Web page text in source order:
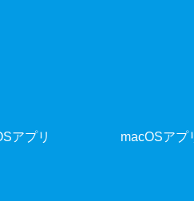
アプリ macOSアプ